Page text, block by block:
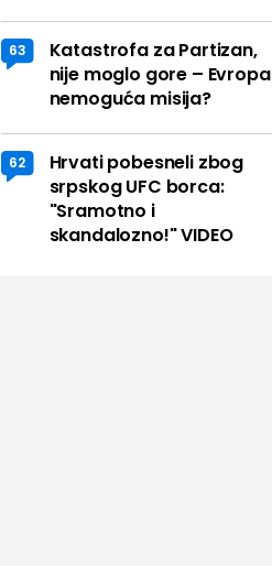
63
Katastrofa za Partizan,
nije moglo gore – Evropa
nemoguća misija?
62
Hrvati pobesneli zbog
srpskog UFC borca:
"Sramotno i
skandalozno!" VIDEO